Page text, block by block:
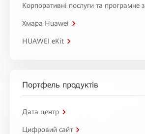
Корпоративні послуги та програмне
Хмара Huawei
HUAWEI eKit
Портфель продуктів
Дата центр
Цифровий сайт